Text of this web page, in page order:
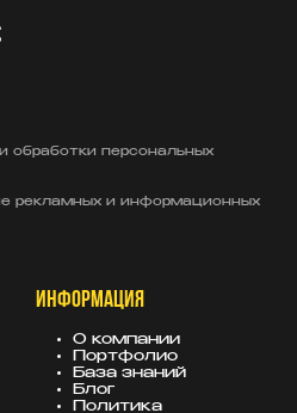
обработки персональных
рекламных и информационных
ИНФОРМАЦИЯ
О компании
Портфолио
База знаний
Блог
Политика